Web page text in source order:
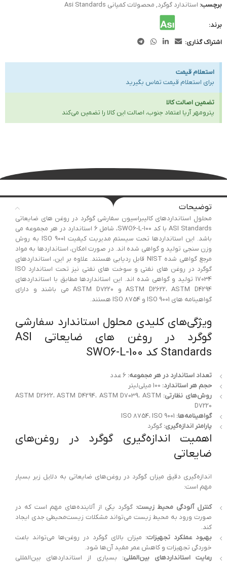
برچسب: استاندارد گوگرد, محصولات کمپانی Asi Standards
برند:
اشتراک گذاری:
استعلام قیمت
برای استعلام قیمت تماس بگیرید
تضمین اصالت کالا
پترومهر آریا اعتماد جنوب، اصالت این کالا را تضمین می‌کند
توضیحات
محلول استانداردهای کالیبراسیون سفارشی گوگرد در روغن های ضایعاتی
ASI Standards با کد SWO6-L-100، شامل 6 استاندارد در هر مجموعه می
باشد. این استانداردها تحت سیستم مدیریت کیفیت ISO 9001 به روش
وزن سنجی تولید و گواهی شده اند. در صورت امکان، استانداردها به مواد
مرجع گواهی شده NIST قابل ردیابی هستند. علاوه بر این، استانداردهای
گوگرد در روغن های نفتی و سوخت های نفتی نیز تحت استاندارد ISO
17034 تولید و گواهی شده اند. این استانداردها مطابق با استانداردهای
ASTM D2622، ASTM D4294 و ASTM D7220 می باشند و دارای
گواهینامه های ISO 9001 و ISO 8754 هستند.
ویژگی‌های کلیدی محلول استاندارد سفارشی
گوگرد در روغن های ضایعاتی ASI
Standards کد SWO6-L-100
تعداد استاندارد در هر مجموعه:
حجم هر استاندارد:
روش‌های نظارتی: ASTM D2622، ASTM D4294، ASTM D7039، ASTM
D7220
گواهینامه‌ها:
پارامتر اندازه‌گیری: گوگرد
اهمیت اندازه‌گیری گوگرد در روغن‌های
ضایعاتی
اندازه‌گیری دقیق میزان گوگرد در روغن‌های ضایعاتی به دلایل زیر بسیار
مهم است:
کنترل آلودگی محیط زیست: گوگرد یکی از آلاینده‌های مهم است که در
صورت ورود به محیط زیست می‌تواند مشکلات زیست‌محیطی جدی ایجاد
کند.
بهبود عملکرد تجهیزات: میزان بالای گوگرد در روغن‌ها می‌تواند باعث
خوردگی تجهیزات و کاهش عمر مفید آن‌ها شود.
رعایت استانداردهای بین‌المللی: بسیاری از استانداردهای بین‌المللی